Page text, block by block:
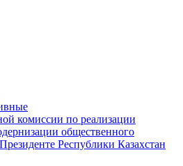
комиссии по реализации
общественного
Республики Казахстан